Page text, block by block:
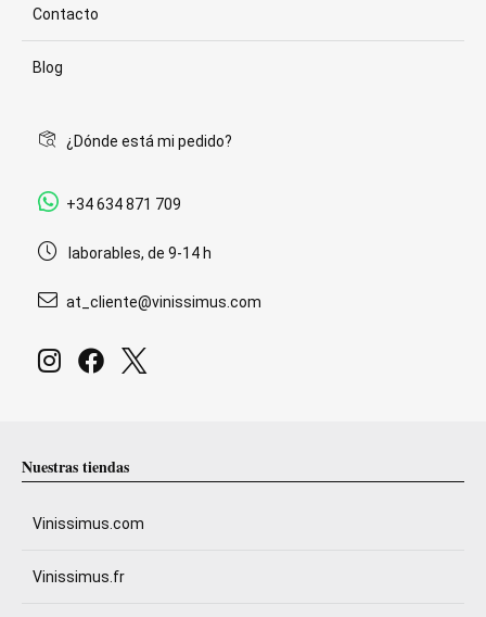
Contacto
Blog
¿Dónde está mi pedido?
+34 634 871 709
laborables, de 9-14 h
at_cliente@vinissimus.com
Nuestras tiendas
Vinissimus.com
Vinissimus.fr